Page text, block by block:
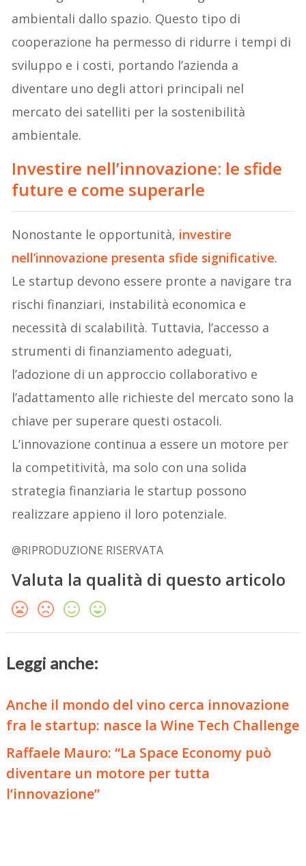
ambientali dallo spazio. Questo tipo di
cooperazione ha permesso di ridurre i tempi di
sviluppo e i costi, portando l’azienda a
diventare uno degli attori principali nel
mercato dei satelliti per la sostenibilità
ambientale.
Investire nell’innovazione: le sfide
future e come superarle
Nonostante le opportunità, investire
nell’innovazione presenta sfide significative.
Le startup devono essere pronte a navigare tra
rischi finanziari, instabilità economica e
necessità di scalabilità. Tuttavia, l’accesso a
strumenti di finanziamento adeguati,
l’adozione di un approccio collaborativo e
l’adattamento alle richieste del mercato sono la
chiave per superare questi ostacoli.
L’innovazione continua a essere un motore per
la competitività, ma solo con una solida
strategia finanziaria le startup possono
realizzare appieno il loro potenziale.
@RIPRODUZIONE RISERVATA
Valuta la qualità di questo articolo
Leggi anche:
Anche il mondo del vino cerca innovazione
fra le startup: nasce la Wine Tech Challenge
Raffaele Mauro: “La Space Economy può
diventare un motore per tutta
l’innovazione”